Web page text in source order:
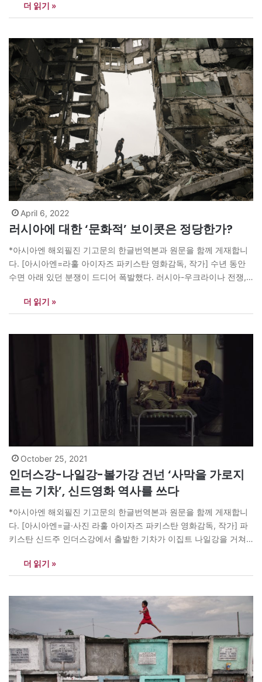
튜디오(Coke Studio)에서 ’Aayi Aayi’를 선보이며 이름을 알리기 시
작했다. 그러나 망기는 유년기까지만 해도 어려운 경제 사정으로 일
더 읽기 »
April 6, 2022
러시아에 대한 ‘문화적’ 보이콧은 정당한가?
*아시아엔 해외필진 기고문의 한글번역본과 원문을 함께 게재합니
다. [아시아엔=라훌 아이자즈 파키스탄 영화감독, 작가] 수년 동안
수면 아래 있던 분쟁이 드디어 폭발했다. 러시아-우크라이나 전쟁,
한 상황을 초래한 정치적인 상황을 파헤치거나, 갈등의 잠재적인 결
과 또는 해결책을 다루진 않을 것이다. 대신 우리가 마주하고 있는
더 읽기 »
October 25, 2021
인더스강-나일강-볼가강 건넌 ‘사막을 가로지
르는 기차’, 신드영화 역사를 쓰다
*아시아엔 해외필진 기고문의 한글번역본과 원문을 함께 게재합니
다. [아시아엔=글·사진 라훌 아이자즈 파키스탄 영화감독, 작가] 파
키스탄 신드주 인더스강에서 출발한 기차가 이집트 나일강을 거쳐
초부터 2021년 말까지 걸어온 여정이다. 결실을 맺을 것이라 상상조
차 하기 어려운 길이었다. 2019년 10월, 괴테-인스티튜트 파키스탄
더 읽기 »